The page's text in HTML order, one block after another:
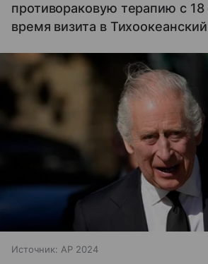
противораковую терапию с 18
время визита в
Источник: AP 2024